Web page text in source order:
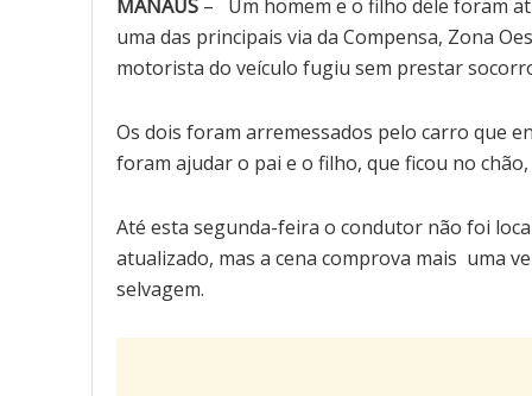
MANAUS – Um homem e o filho dele foram
uma das principais via da Compensa, Zona
motorista do veículo fugiu sem prestar
Os dois foram arremessados pelo carro que
foram ajudar o pai e o filho, que ficou no
Até esta segunda-feira o condutor não foi
atualizado, mas a cena comprova mais uma
selvagem.